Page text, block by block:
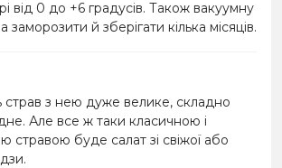
від 0 до +6 градусів. Також вакуумну
й зберігати кілька місяців.
страв з нею дуже велике, складно
Але все ж таки класичною і
стравою буде салат зі свіжої або